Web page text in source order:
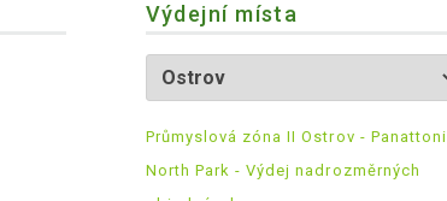
Výdejní místa
Průmyslová zóna II Ostrov - Panattoni
North Park - Výdej nadrozměrných